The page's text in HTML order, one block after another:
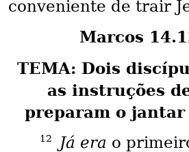
conveniente de trair
Marcos
TEMA: Dois
as instruções
preparam o jantar
12 Já era o